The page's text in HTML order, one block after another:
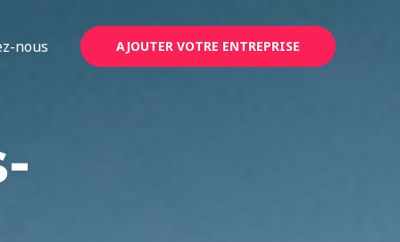
nous AJOUTER VOTRE ENTREPRISE